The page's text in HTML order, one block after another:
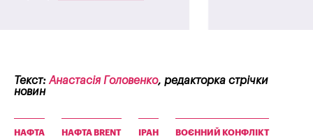
Текст: Анастасія Головенко, редакторка стрічки
новин
НАФТА НАФТА BRENT ІРАН ВОЄННИЙ КОНФЛІКТ